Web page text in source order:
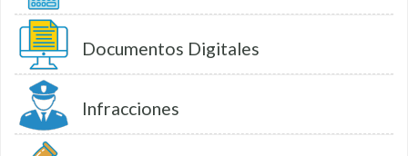
Documentos Digitales
Infracciones